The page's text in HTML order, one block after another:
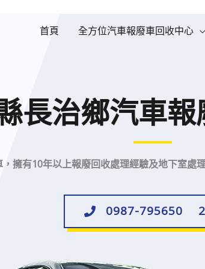
首頁 全方位汽車報廢車回收中心
長治鄉汽車
擁有10年以上報廢回收處理經驗及地下室處
0987-795650